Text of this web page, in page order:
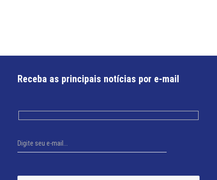
Receba as principais notícias por e-mail